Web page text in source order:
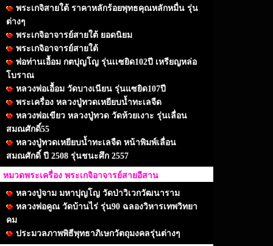
พระเกจิสายใต้ ราคาหลักร้อยพุทธคุณหลักหมื่น รุ่น
ต่างๆ
พระเกจิอาจารย์สายใต้ ยอดนิยม
พระเกจิอาจารย์สายใต้
พ่อท่านเอื้อม กตปุญโญ รุ่นเเซยิด102ปี เหรียญหล่อ
โบราณ
หลวงพ่อเอื้อม วัดบางเนียน รุ่นแซยิด107ปี
พระเครื่อง หลวงปู่ทวดเหยียบน้ำทะเลจืด
หลวงพ่อเขียว หลวงปู่ทวด วัดห้วยเงาะ รุ่นเลื่อน
สมณศักดิ์55
หลวงปู่ทวดเหยียบน้ำทะเลจืด หน้าพิมพ์เลื่อน
สมณศักดิ์ ปี 2508 รุ่นชนะศึก 2557
หมวดพระเครื่อง พระเกจิอาจารย์สายอีสาน
หลวงปู่จาม มหาปุญโญ วัดป่าวิเวกวัฒนาราม
หลวงพ่อคูณ วัดบ้านไร่ รุ่น90 ฉลองวิหารเทพวิทยา
คม
ประมวลภาพพิธีพุทธาภิเษกวัตถุมงคลรุ่นต่างๆ